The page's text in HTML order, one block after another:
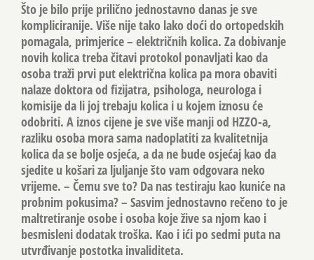
Što je bilo prije prilično jednostavno danas je sve
kompliciranije. Više nije tako lako doći do ortopedskih
pomagala, primjerice – električnih kolica. Za dobivanje
novih kolica treba čitavi protokol ponavljati kao da
osoba traži prvi put električna kolica pa mora obaviti
nalaze doktora od fizijatra, psihologa, neurologa i
komisije da li joj trebaju kolica i u kojem iznosu će
odobriti. A iznos cijene je sve više manji od HZZO-a,
razliku osoba mora sama nadoplatiti za kvalitetnija
kolica da se bolje osjeća, a da ne bude osjećaj kao da
sjedite u košari za ljuljanje što vam odgovara neko
vrijeme. – Čemu sve to? Da nas testiraju kao kuniće na
probnim pokusima? – Sasvim jednostavno rečeno to je
maltretiranje osobe i osoba koje žive sa njom kao i
besmisleni dodatak troška. Kao i ići po sedmi puta na
utvrđivanje postotka invaliditeta.